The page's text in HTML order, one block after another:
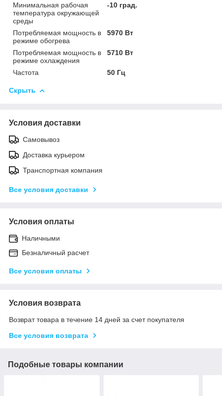
Минимальная рабочая
температура окружающей
среды
-10 град.
Потребляемая мощность в
режиме обогрева
5970 Вт
Потребляемая мощность в
режиме охлаждения
5710 Вт
Частота 50 Гц
Скрыть
Условия доставки
Самовывоз
Доставка курьером
Транспортная компания
Все условия доставки
Условия оплаты
Наличными
Безналичный расчет
Все условия оплаты
Условия возврата
Возврат товара в течение 14 дней за счет покупателя
Все условия возврата
Подобные товары компании